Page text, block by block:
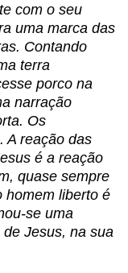
com o seu
uma marca das
Contando
terra
porco na
narração
Os
A reação das
é a reação
quase sempre
homem liberto é
se uma
Jesus, na sua